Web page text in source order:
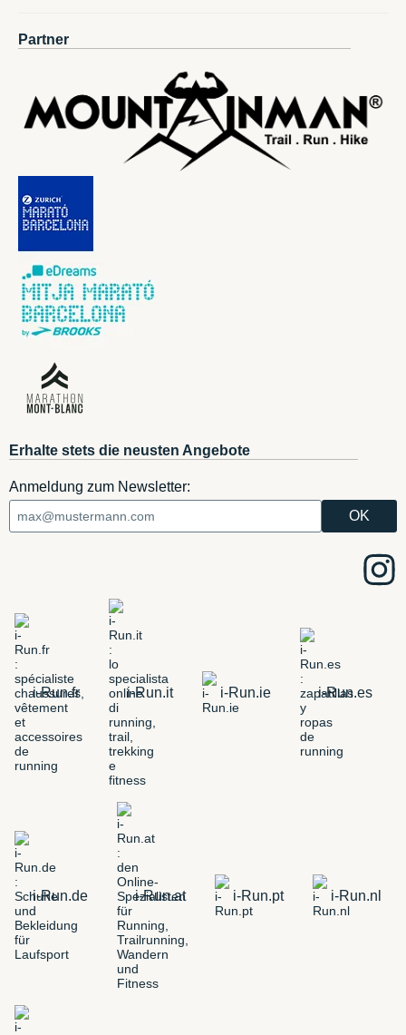
Partner
Erhalte stets die neusten Angebote
Anmeldung zum Newsletter:
i-Run.fr i-Run.it i-Run.ie i-Run.es
i-Run.de i-Run.at i-Run.pt i-Run.nl